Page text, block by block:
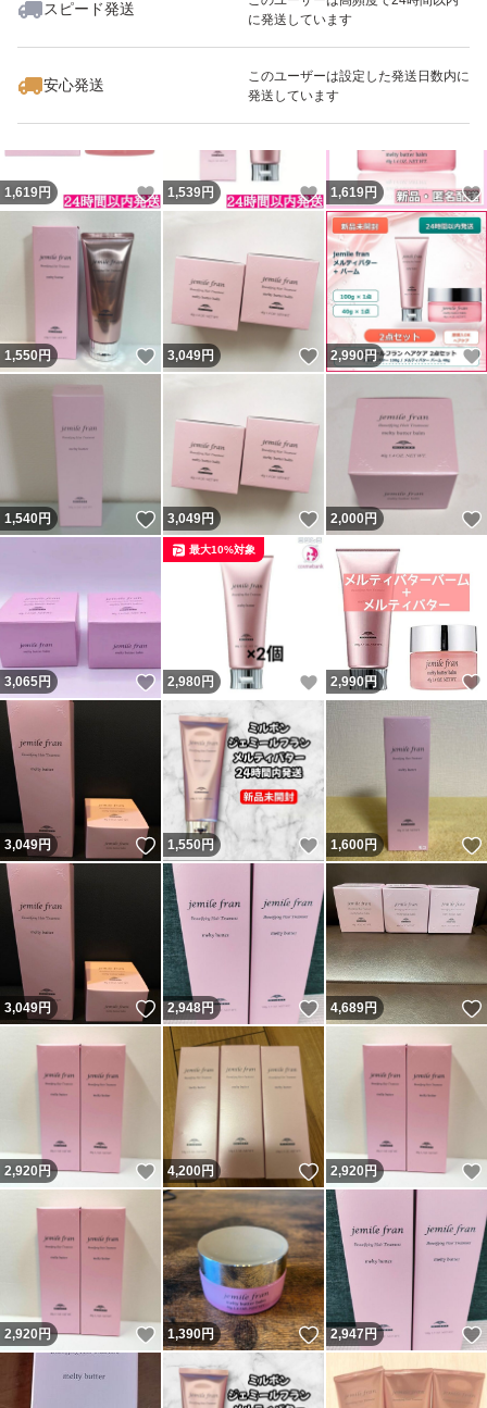
スピード発送
に発送しています
安心発送
このユーザーは設定した発送日数内に
発送しています
いいね！
1,539
1,619円 いいね！
1,539円 いいね！
1,619円
1,550円 いいね！
3,049円 いいね！
2,990円
1,540円 いいね！
3,049円 いいね！
2,000円
3,065円 いいね！
2,980 円 いいね！
最大10%対象
2,990円
3,049円 いいね！
1,550円 いいね！
1,600円
3,049円 いいね！
2,948円 いいね！
4,689円
2,920円 いいね！
4,200円 いいね！
2,920円
2,920円 いいね！
1,390円 いいね！
2,947円